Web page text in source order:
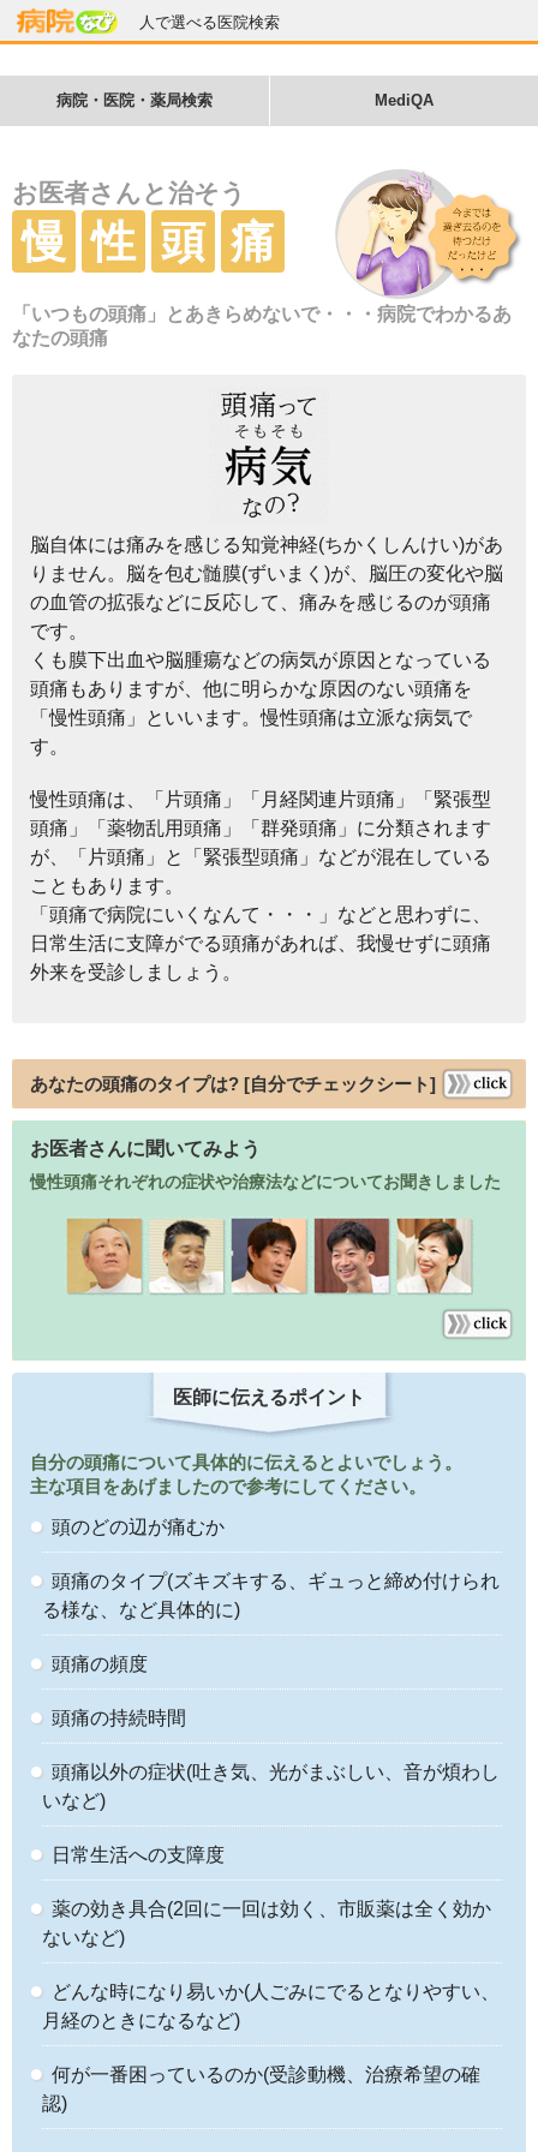
人で選べる医院検索
病院・医院・薬局検索 MediQA
お医者さんと治そう
慢 性 頭 痛
「いつもの頭痛」とあきらめないで・・・病院でわかるあ
なたの頭痛
脳自体には痛みを感じる知覚神経(ちかくしんけい)があ
りません。脳を包む髄膜(ずいまく)が、脳圧の変化や脳
の血管の拡張などに反応して、痛みを感じるのが頭痛
です。
くも膜下出血や脳腫瘍などの病気が原因となっている
頭痛もありますが、他に明らかな原因のない頭痛を
「慢性頭痛」といいます。慢性頭痛は立派な病気で
す。
慢性頭痛は、「片頭痛」「月経関連片頭痛」「緊張型
頭痛」「薬物乱用頭痛」「群発頭痛」に分類されます
が、「片頭痛」と「緊張型頭痛」などが混在している
こともあります。
「頭痛で病院にいくなんて・・・」などと思わずに、
日常生活に支障がでる頭痛があれば、我慢せずに頭痛
外来を受診しましょう。
あなたの頭痛のタイプは? [自分でチェックシート]
お医者さんに聞いてみよう
慢性頭痛それぞれの症状や治療法などについてお聞きしました
医師に伝えるポイント
自分の頭痛について具体的に伝えるとよいでしょう。
主な項目をあげましたので参考にしてください。
頭のどの辺が痛むか
頭痛のタイプ(ズキズキする、ギュっと締め付けられ
る様な、など具体的に)
頭痛の頻度
頭痛の持続時間
頭痛以外の症状(吐き気、光がまぶしい、音が煩わし
いなど)
日常生活への支障度
薬の効き具合(2回に一回は効く、市販薬は全く効か
ないなど)
どんな時になり易いか(人ごみにでるとなりやすい、
月経のときになるなど)
何が一番困っているのか(受診動機、治療希望の確
認)